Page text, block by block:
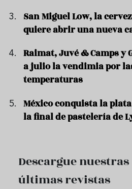
San Miguel Low, la
quiere abrir una nueva
Raimat, Juvé & Camps
a julio la vendimia por
temperaturas
México conquista la
la final de pastelería de
Descargue nuestras
últimas revistas